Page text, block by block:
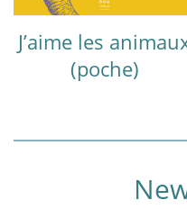
J’aime les
(poche)